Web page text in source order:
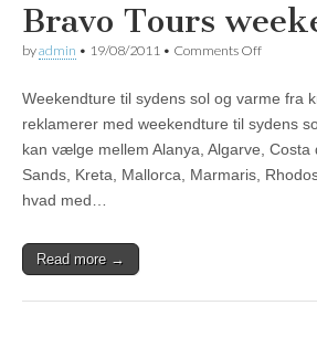
Bravo Tours
byadmin • 19/08/2011 • Comments Off
Weekendture til sydens sol og varme fra
reklamerer med weekendture til sydens
kan vælge mellem Alanya, Algarve, Costa
Sands, Kreta, Mallorca, Marmaris,
hvad med…
Read more →